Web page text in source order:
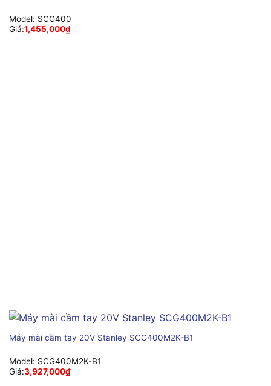
Model: SCG400
Giá:1,455,000₫
Máy mài cầm tay 20V Stanley SCG400M2K-B1
Model: SCG400M2K-B1
Giá:3,927,000₫